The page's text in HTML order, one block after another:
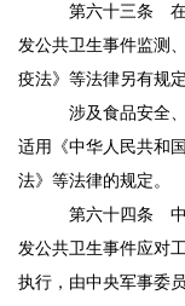
第六十三条 在
发公共卫生事件监测
疫法》等法律另有规
涉及食品安全
适用《中华人民共和
法》等法律的规定。
第六十四条 中
发公共卫生事件应对
执行，由中央军事委